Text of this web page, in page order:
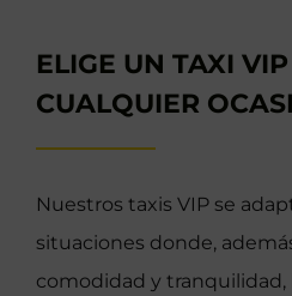
ELIGE UN TAXI
CUALQUIER
Nuestros taxis VIP se
situaciones donde,
comodidad y tranquilidad,